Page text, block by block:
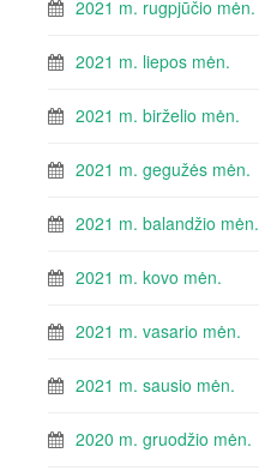
2021 m. rugpjūčio mėn.
2021 m. liepos mėn.
2021 m. birželio mėn.
2021 m. gegužės mėn.
2021 m. balandžio mėn.
2021 m. kovo mėn.
2021 m. vasario mėn.
2021 m. sausio mėn.
2020 m. gruodžio mėn.